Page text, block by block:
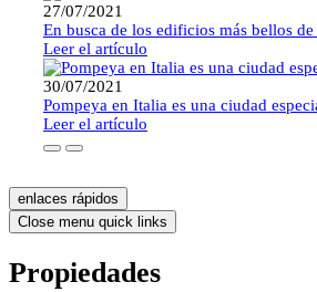
27/07/2021
En busca de los edificios más bellos
Leer el artículo
30/07/2021
Pompeya en Italia es una ciudad
Leer el artículo
enlaces rápidos
Close menu quick links
Propiedades